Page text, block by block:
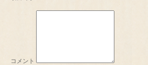
コメント